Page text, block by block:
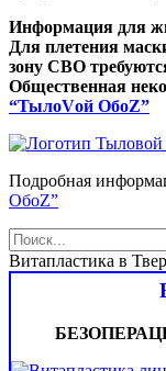
Информация для
Для плетения
зону СВО
Общественная
“ТылоVой ОбоZ”
Подробная
ОбоZ”
Витапластика в